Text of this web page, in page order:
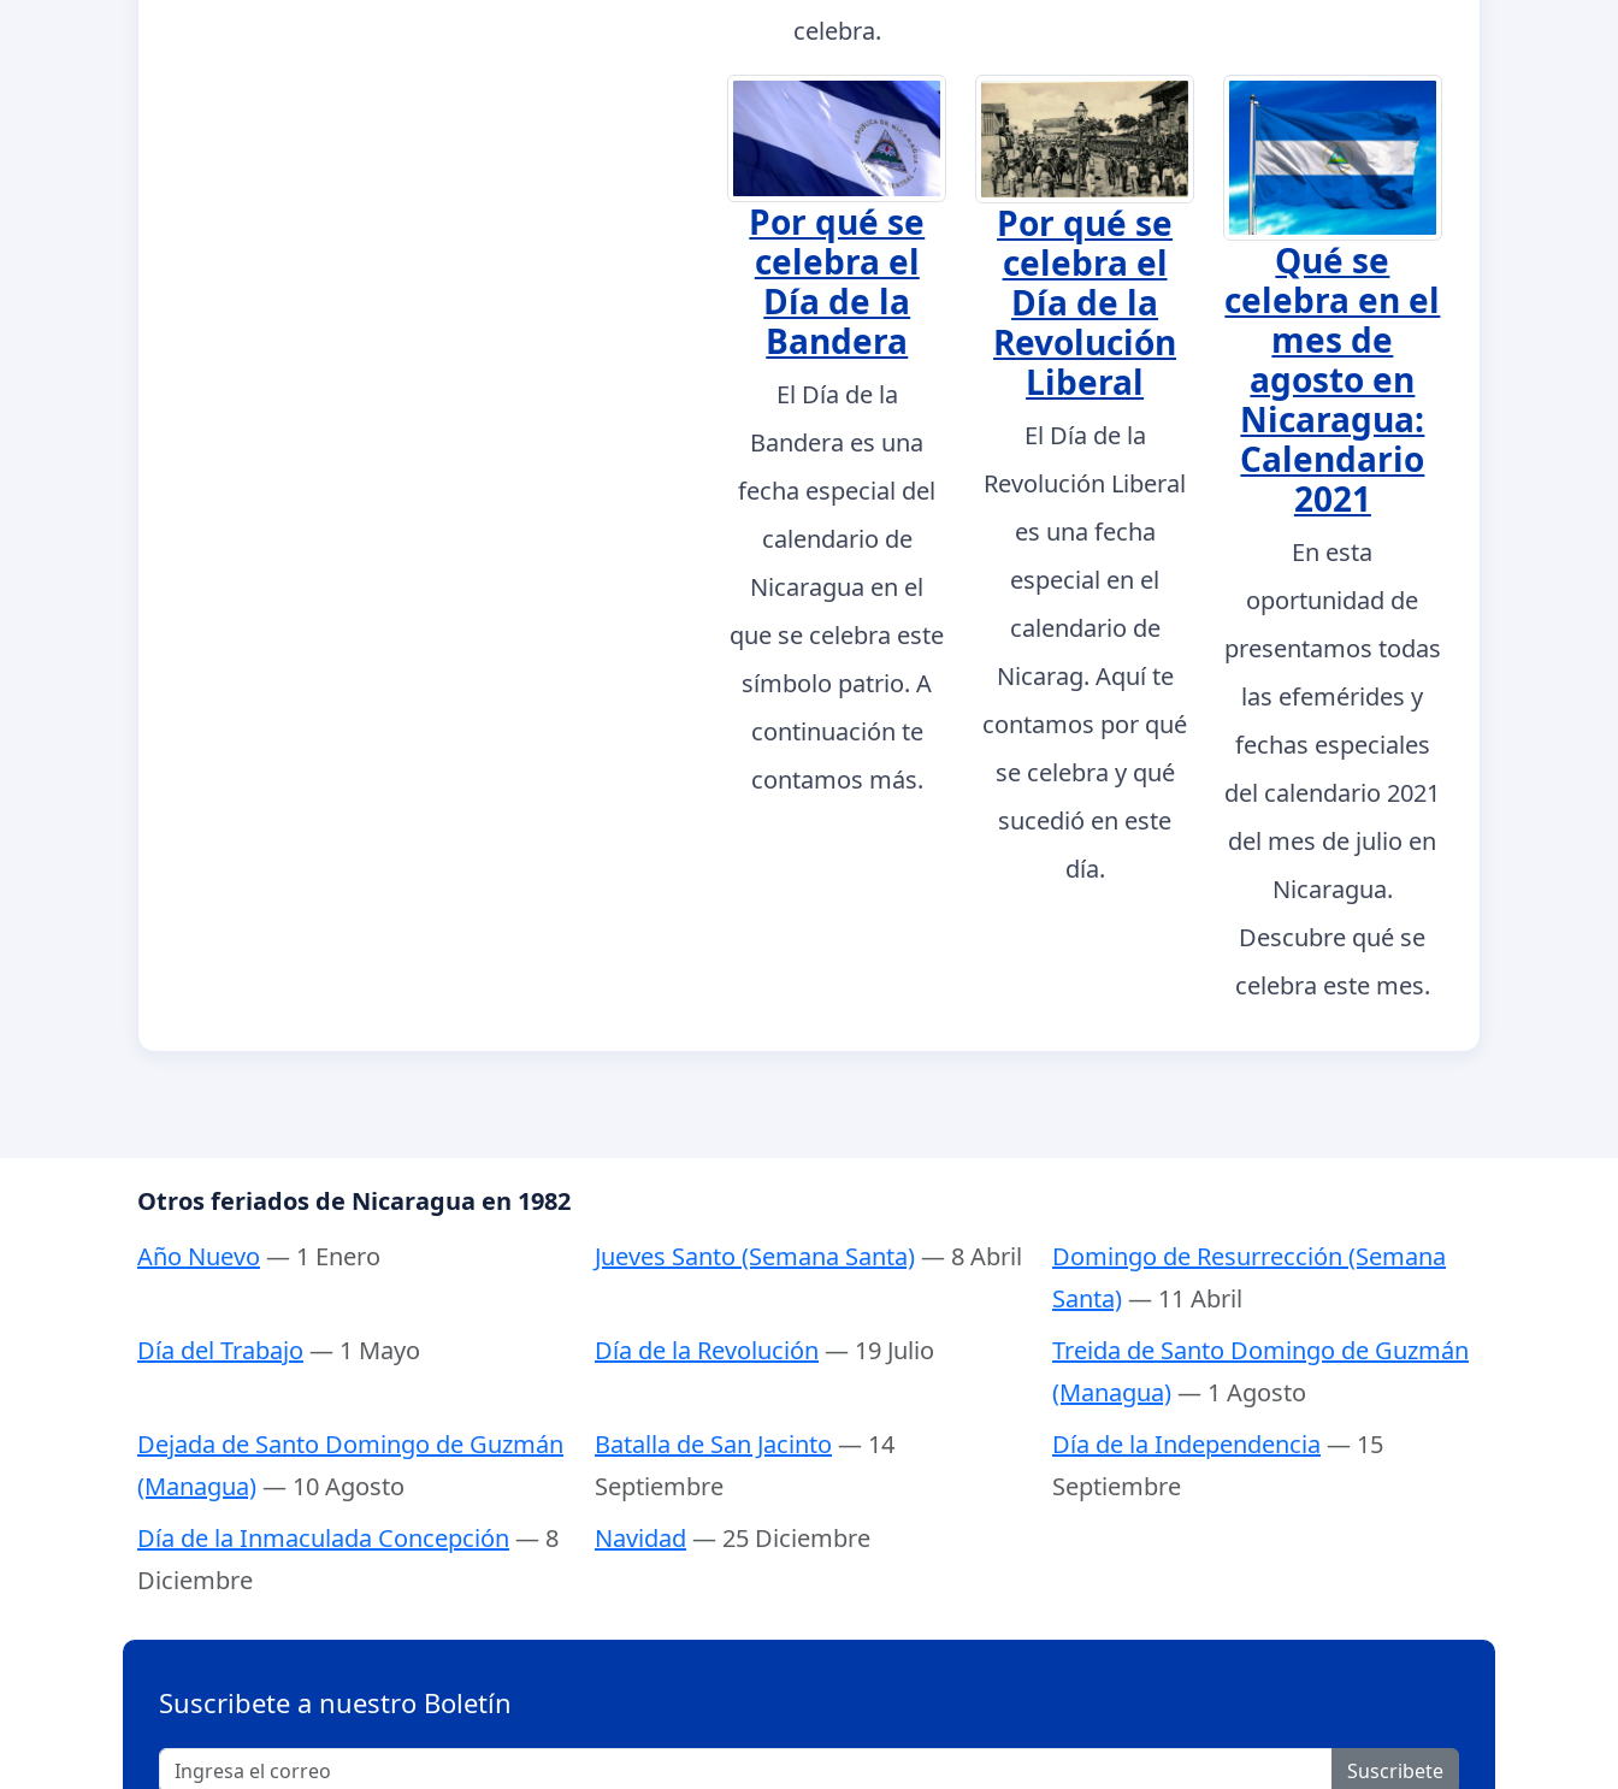
celebra.
Por qué se
celebra el
Día de la
Bandera
El Día de la
Bandera es una
fecha especial del
calendario de
Nicaragua en el
que se celebra este
símbolo patrio. A
continuación te
contamos más.
Por qué se
celebra el
Día de la
Revolución
Liberal
El Día de la
Revolución Liberal
es una fecha
especial en el
calendario de
Nicarag. Aquí te
contamos por qué
se celebra y qué
sucedió en este
día.
Qué se
celebra en el
mes de
agosto en
Nicaragua:
Calendario
2021
En esta
oportunidad de
presentamos todas
las efemérides y
fechas especiales
del calendario 2021
del mes de julio en
Nicaragua.
Descubre qué se
celebra este mes.
Otros feriados de Nicaragua en 1982
Año Nuevo — 1 Enero Jueves Santo (Semana Santa)— 8 Abril
Domingo de Resurrección (Semana
Santa)— 11 Abril
Día del Trabajo — 1 Mayo Día de la Revolución — 19 Julio
Treida de Santo Domingo de Guzmán
(Managua)— 1 Agosto
Dejada de Santo Domingo de Guzmán
(Managua)— 10 Agosto
Batalla de San Jacinto — 14
Septiembre
Día de la Independencia — 15
Septiembre
Día de la Inmaculada Concepción — 8
Diciembre
Navidad — 25 Diciembre
Suscribete a nuestro Boletín
Suscribete